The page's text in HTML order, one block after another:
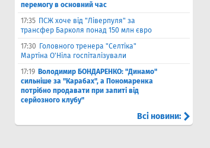
перемогу в основний час
17:35 ПСЖ хоче від "Ліверпуля" за
трансфер Барколя понад 150 млн євро
17:30 Головного тренера "Селтіка"
Мартіна О'Ніла госпіталізували
17:19 Володимир БОНДАРЕНКО: "Динамо"
сильніше за "Карабах", а Пономаренка
потрібно продавати при запиті від
серйозного клубу"
Всі новини: